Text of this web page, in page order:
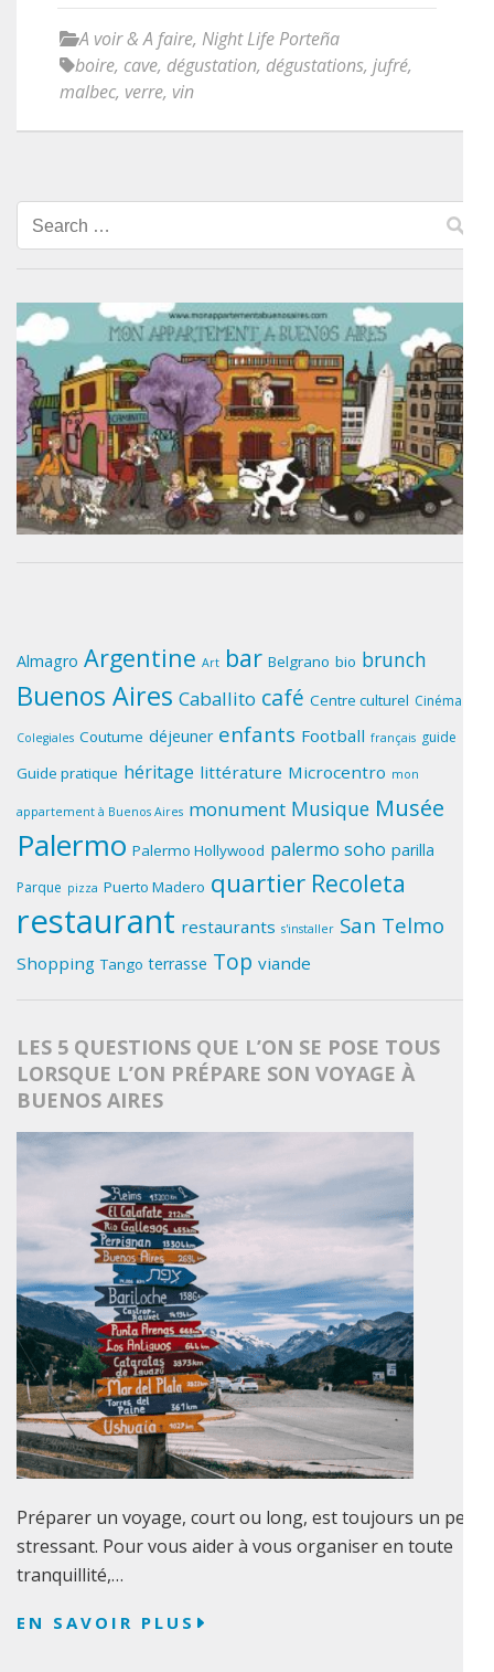
A voir & A faire, Night Life Porteña
boire, cave, dégustation, dégustations, jufré,
malbec, verre, vin
Search
for:
Almagro Argentine Art bar Belgrano bio brunch
Buenos Aires Caballito café Centre culturel Cinéma
Colegiales Coutume déjeuner enfants Football français guide
Guide pratique héritage littérature Microcentro mon
appartement à Buenos Aires monument Musique Musée
Palermo Palermo Hollywood palermo soho parilla
Parque pizza Puerto Madero quartier Recoleta
restaurant restaurants s'installer San Telmo
Shopping Tango terrasse Top viande
LES 5 QUESTIONS QUE L’ON SE POSE TOUS
LORSQUE L’ON PRÉPARE SON VOYAGE À
BUENOS AIRES
Préparer un voyage, court ou long, est toujours un peu
stressant. Pour vous aider à vous organiser en toute
tranquillité,…
EN SAVOIR PLUS